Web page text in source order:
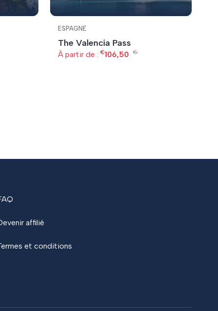
ESPAGNE
The Valencia Pass
À partir de : €106,50 €
affilié
et conditions